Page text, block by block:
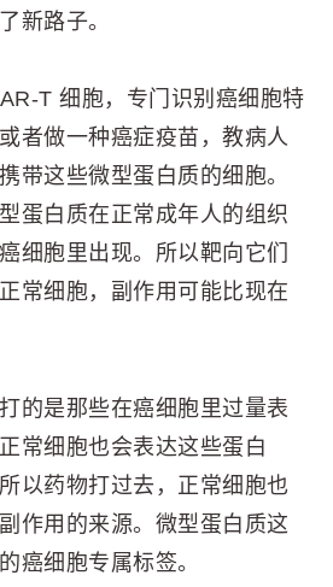
新路子。
T 细胞，专门识别癌细胞特
者做一种癌症疫苗，教病人
带这些微型蛋白质的细胞。
蛋白质在正常成年人的组织
细胞里出现。所以靶向它们
常细胞，副作用可能比现在
的是那些在癌细胞里过量表
常细胞也会表达这些蛋白
以药物打过去，正常细胞也
作用的来源。微型蛋白质这
癌细胞专属标签。